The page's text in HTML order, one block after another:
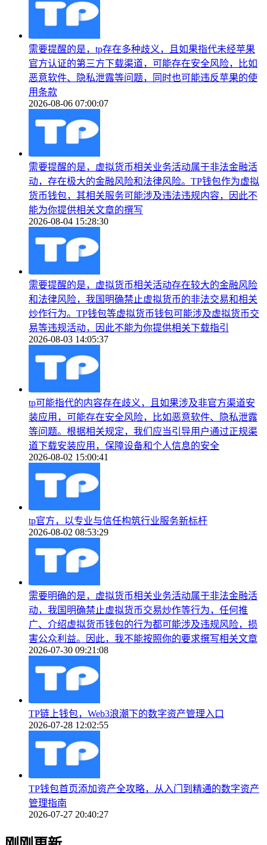
需要提醒的是，tp存在多种歧义，且如果指代未经苹果
官方认证的第三方下载渠道，可能存在安全风险，比如
恶意软件、隐私泄露等问题，同时也可能违反苹果的使
用条款
2026-08-06 07:00:07
需要提醒的是，虚拟货币相关业务活动属于非法金融活
动，存在极大的金融风险和法律风险。TP钱包作为虚拟
货币钱包，其相关服务可能涉及违法违规内容，因此不
能为你提供相关文章的撰写
2026-08-04 15:28:30
需要提醒的是，虚拟货币相关活动存在较大的金融风险
和法律风险，我国明确禁止虚拟货币的非法交易和相关
炒作行为。TP钱包等虚拟货币钱包可能涉及虚拟货币交
易等违规活动，因此不能为你提供相关下载指引
2026-08-03 14:05:37
tp可能指代的内容存在歧义，且如果涉及非官方渠道安
装应用，可能存在安全风险，比如恶意软件、隐私泄露
等问题。根据相关规定，我们应当引导用户通过正规渠
道下载安装应用，保障设备和个人信息的安全
2026-08-02 15:00:41
tp官方，以专业与信任构筑行业服务新标杆
2026-08-02 08:53:29
需要明确的是，虚拟货币相关业务活动属于非法金融活
动，我国明确禁止虚拟货币交易炒作等行为，任何推
广、介绍虚拟货币钱包的行为都可能涉及违规风险，损
害公众利益。因此，我不能按照你的要求撰写相关文章
2026-07-30 09:21:08
TP链上钱包，Web3浪潮下的数字资产管理入口
2026-07-28 12:02:55
TP钱包首页添加资产全攻略，从入门到精通的数字资产
管理指南
2026-07-27 20:40:27